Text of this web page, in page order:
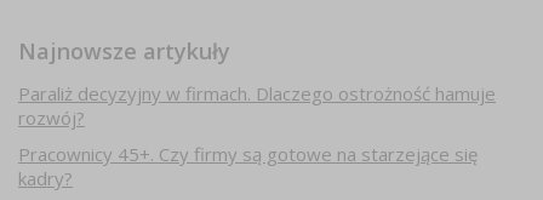
Najnowsze artykuły
Paraliż decyzyjny w firmach. Dlaczego ostrożność hamuje
rozwój?
Pracownicy 45+. Czy firmy są gotowe na starzejące się
kadry?